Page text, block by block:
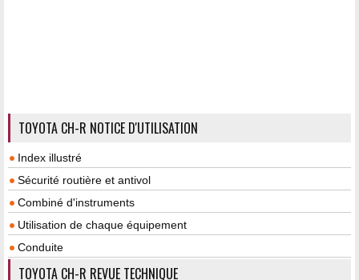
TOYOTA CH-R NOTICE D'UTILISATION
Index illustré
Sécurité routière et antivol
Combiné d'instruments
Utilisation de chaque équipement
Conduite
TOYOTA CH-R REVUE TECHNIQUE